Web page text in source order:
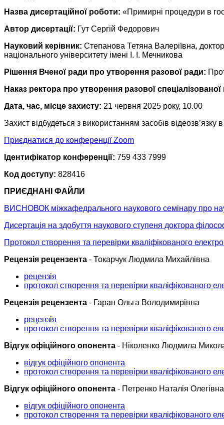
Назва дисертаційної роботи: «Примирні процедури в
Автор дисертації: Гут Сергій Федорович
Науковий керівник: Степанова Тетяна Валеріївна,
національного університету імені І. І. Мечникова
Рішення Вченої ради про утворення разової ради:
Наказ ректора про утворення разової
Дата, час, місце захисту: 21 червня 2025 року, 10.00
Захист відбудеться з використанням засобів
Приєднатися до конференції Zoom
Ідентифікатор конференції: 759 433 7999
Код доступу: 828416
ПРИЄДНАНІ ФАЙЛИ
ВИСНОВОК міжкафедрального наукового семінару про
Дисертація на здобуття наукового ступеня доктора
Протокол створення та перевірки кваліфікованого
Рецензія рецензента - Токарчук Людмила Михайлівна
рецензія
протокол створення та перевірки кваліфікованого
Рецензія рецензента - Гаран Ольга Володимирівна
рецензія
протокол створення та перевірки кваліфікованого
Відгук офіційного опонента - Ніколенко Людмила
відгук офіційного опонента
протокол створення та перевірки кваліфікованого
Відгук офіційного опонента - Петренко Наталія Олегівна
відгук офіційного опонента
протокол створення та перевірки кваліфікованого